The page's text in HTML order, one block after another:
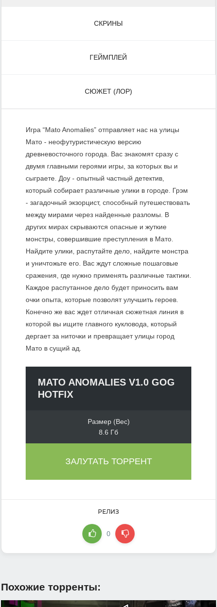
СКРИНЫ
ГЕЙМПЛЕЙ
СЮЖЕТ (ЛОР)
Игра “Mato Anomalies” отправляет нас на улицы
Мато - неофутуристическую версию
древневосточного города. Вас знакомят сразу с
двумя главными героями игры, за которых вы и
сыграете. Доу - опытный частный детектив,
который собирает различные улики в городе. Грэм
- загадочный экзорцист, способный путешествовать
между мирами через найденные разломы. В
других мирах скрываются опасные и жуткие
монстры, совершившие преступления в Мато.
Найдите улики, распутайте дело, найдите монстра
и уничтожьте его. Вас ждут сложные пошаговые
сражения, где нужно применять различные тактики.
Каждое распутанное дело будет приносить вам
очки опыта, которые позволят улучшить героев.
Конечно же вас ждет отличная сюжетная линия в
которой вы ищите главного кукловода, который
дергает за ниточки и превращает улицы город
Мато в сущий ад.
MATO ANOMALIES V1.0 GOG
HOTFIX
Размер (Вес)
8.6 Гб
ЗАЛУТАТЬ ТОРРЕНТ
РЕЛИЗ
0
Похожие торренты: